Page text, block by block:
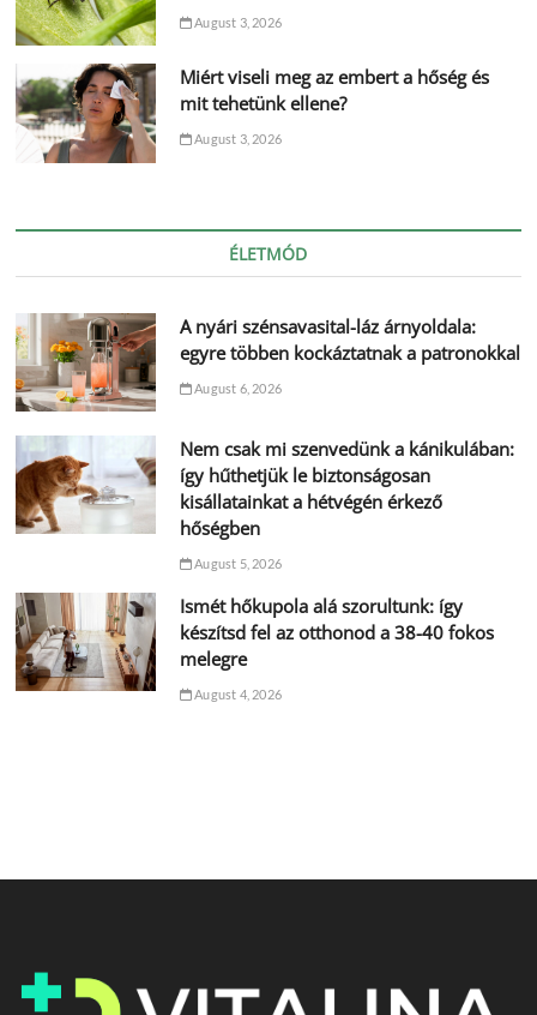
August 3, 2026
Miért viseli meg az embert a hőség és
mit tehetünk ellene?
August 3, 2026
ÉLETMÓD
A nyári szénsavasital-láz árnyoldala:
egyre többen kockáztatnak a patronokkal
August 6, 2026
Nem csak mi szenvedünk a kánikulában:
így hűthetjük le biztonságosan
kisállatainkat a hétvégén érkező
hőségben
August 5, 2026
Ismét hőkupola alá szorultunk: így
készítsd fel az otthonod a 38-40 fokos
melegre
August 4, 2026